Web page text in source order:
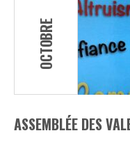
OCTOBRE
ASSEMBLÉE DES